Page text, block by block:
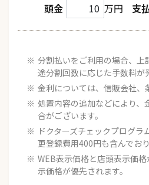
頭金
万円 支
分割払いをご利用の場合、上
途分割回数に応じた手数料が
金利については、信販会社、
処置内容の追加などにより、
合がございます。
ドクターズチェックプログ
更登録費用400円も含んでおり
WEB表示価格と店頭表示価
示価格が優先されます。